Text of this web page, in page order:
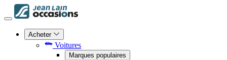
Acheter
Voitures
Marques populaires